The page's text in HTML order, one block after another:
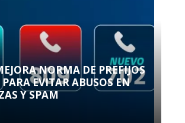
NORMA DE PREFIJOS
EVITAR ABUSOS EN
Y SPAM